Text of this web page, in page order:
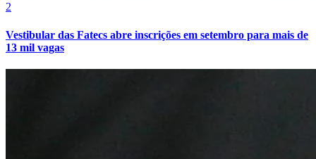
Juventude
2
Vestibular das Fatecs abre inscrições em setembro para mais de
13 mil vagas